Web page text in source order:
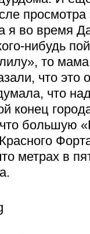
просмотра
я во время
нибудь
то
что это
что
конец
большую
метрах в